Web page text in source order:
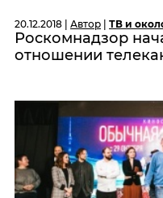
20.12.2018 | Автор | ТВ и
Роскомнадзор
отношении